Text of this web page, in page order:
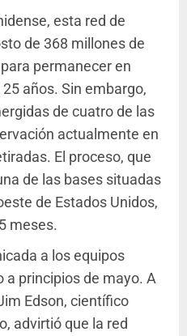
esta red de
de 368 millones de
permanecer en
años. Sin embargo,
de cuatro de las
actualmente en
El proceso, que
de las bases situadas
de Estados Unidos,
meses.
a los equipos
a principios de mayo. A
Edson, científico
advirtió que la red